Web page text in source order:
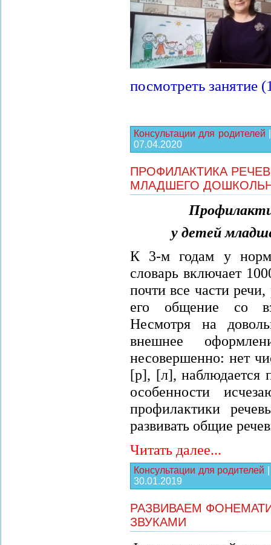
посмотреть занятие
Консультации для родителей
07.04.2020
ПРОФИЛАКТИКА
МЛАДШЕГО
у детей
К 3-м годам у
словарь включает
почти все части
его общение со
Несмотря на
внешнее
несовершенно: нет
[р], [л], наблюдается
особенности
профилактики
развивать общие
Читать далее...
Консультации для родителей
30.01.2019
РАЗВИВАЕМ
ЗВУКАМИ